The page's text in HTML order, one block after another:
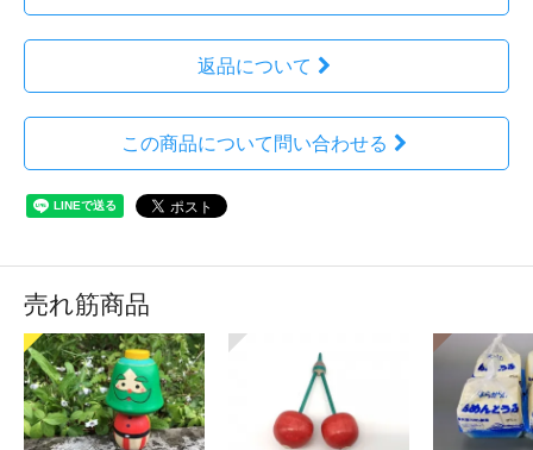
返品について
この商品について問い合わせる
売れ筋商品